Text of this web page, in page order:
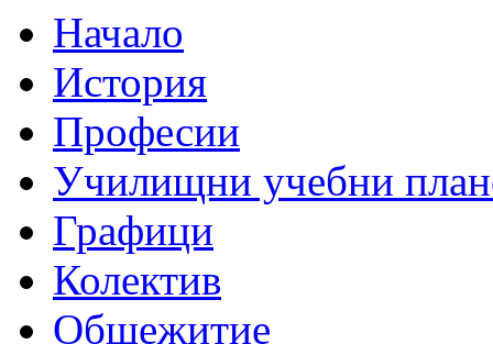
Начало
История
Професии
Училищни учебни
Графици
Колектив
Общежитие